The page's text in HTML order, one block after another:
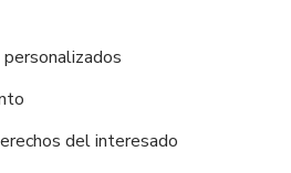
del interesado